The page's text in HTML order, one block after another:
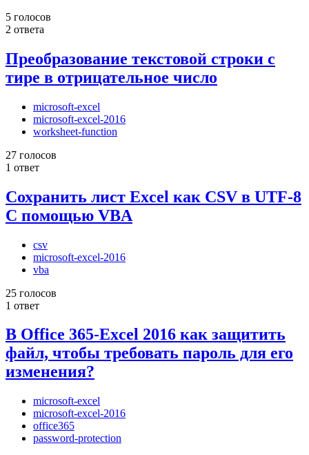
5 голосов
2 ответа
Преобразование текстовой строки с
тире в отрицательное число
microsoft-excel
microsoft-excel-2016
worksheet-function
27 голосов
1 ответ
Сохранить лист Excel как CSV в UTF-8
С помощью VBA
csv
microsoft-excel-2016
vba
25 голосов
1 ответ
В Office 365-Excel 2016 как защитить
файл, чтобы требовать пароль для его
изменения?
microsoft-excel
microsoft-excel-2016
office365
password-protection